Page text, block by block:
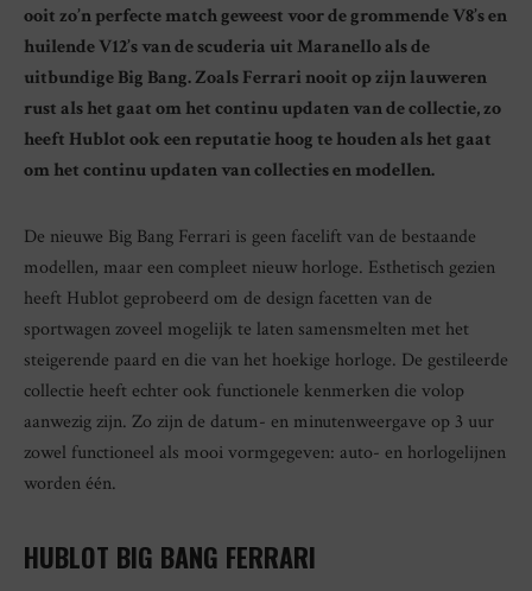
ooit zo’n perfecte match geweest voor de grommende V8’s en
huilende V12’s van de scuderia uit Maranello als de
uitbundige Big Bang. Zoals Ferrari nooit op zijn lauweren
rust als het gaat om het continu updaten van de collectie, zo
heeft Hublot ook een reputatie hoog te houden als het gaat
om het continu updaten van collecties en modellen.
De nieuwe Big Bang Ferrari is geen facelift van de bestaande
modellen, maar een compleet nieuw horloge. Esthetisch gezien
heeft Hublot geprobeerd om de design facetten van de
sportwagen zoveel mogelijk te laten samensmelten met het
steigerende paard en die van het hoekige horloge. De gestileerde
collectie heeft echter ook functionele kenmerken die volop
aanwezig zijn. Zo zijn de datum- en minutenweergave op 3 uur
zowel functioneel als mooi vormgegeven: auto- en horlogelijnen
worden één.
HUBLOT BIG BANG FERRARI